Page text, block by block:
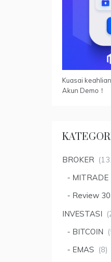
Kuasai
Akun Demo！
BROKER
MITRADE
Review
INVESTASI
BITCOIN
EMAS (8)